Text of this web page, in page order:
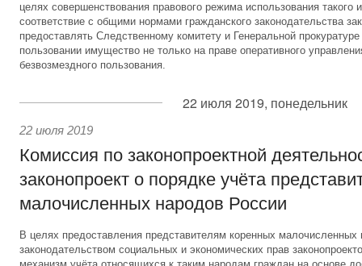
целях совершенствования правового режима использования такого
соответствие с общими нормами гражданского законодательства
предоставлять Следственному комитету и Генеральной
пользовании имущество не только на праве оперативного
безвозмездного пользования.
22 июля 2019, понедельник
22 июля 2019
Комиссия по законопроектной
законопроект о порядке учёта
малочисленных народов России
В целях предоставления представителям коренных
законодательством социальных и экономических прав